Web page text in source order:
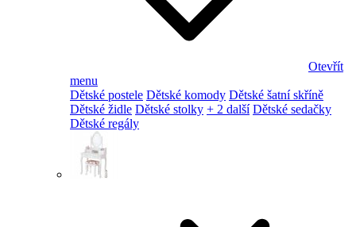
Otevřít
menu
Dětské postele Dětské komody Dětské šatní skříně
Dětské židle Dětské stolky + 2 další Dětské sedačky
Dětské regály